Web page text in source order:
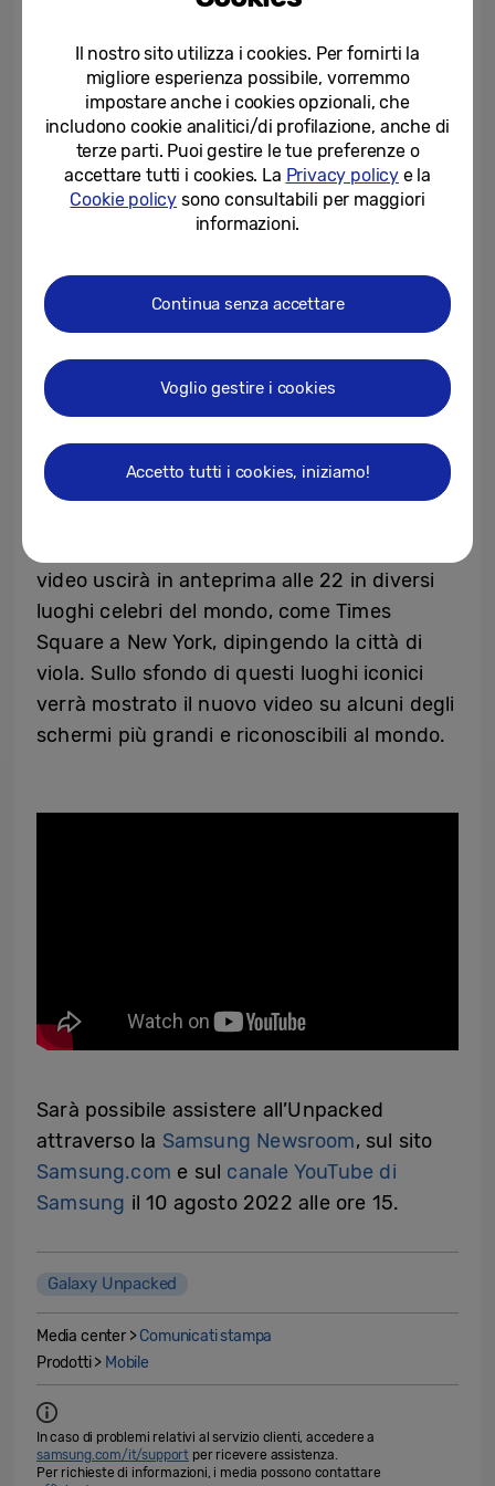
prima d’ora.
La campagna di teasing, vede anche il
coinvolgimento di Madame, tra le cantanti
più ascoltate su Spotify in Italia. Sua è
infatti la citazione che campeggia sulle
finale del video 3D: “I giornali che diranno?
La promessa dell’anno”, tratta dal testo del
branoLa promessa dell’anno.
Tra le tante attività di Samsung a livello
collaborazione tra con i BTS per
un’imperdibile première transatlantica del
video uscirà in anteprima alle 22 in diversi
luoghi celebri del mondo, come Times
Square a New York, dipingendo la città di
viola. Sullo sfondo di questi luoghi iconici
verrà mostrato il nuovo video su alcuni degli
schermi più grandi e riconoscibili al mondo.
Sarà possibile assistere all’Unpacked
attraverso la Samsung Newsroom, sul sito
Samsung.com e sul canale YouTube di
Samsung il 10 agosto 2022 alle ore 15.
Galaxy Unpacked
Media center >Comunicati stampa
Prodotti > Mobile
In caso di problemi relativi al servizio clienti, accedere a
samsung.com/it/support per ricevere assistenza.
Per richieste di informazioni, i media possono contattare
Il nostro sito utilizza i cookies. Per fornirti la
migliore esperienza possibile, vorremmo
impostare anche i cookies opzionali, che
includono cookie analitici/di profilazione, anche di
terze parti. Puoi gestire le tue preferenze o
accettare tutti i cookies. La Privacy policye la
Cookie policy sono consultabili per maggiori
informazioni.
Continua senza accettare
Voglio gestire i cookies
Accetto tutti i cookies, iniziamo!